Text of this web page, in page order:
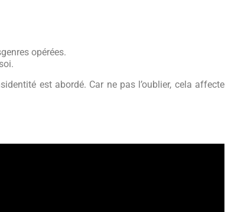
opérées.
est abordé. Car ne pas l’oublier, cela affecte